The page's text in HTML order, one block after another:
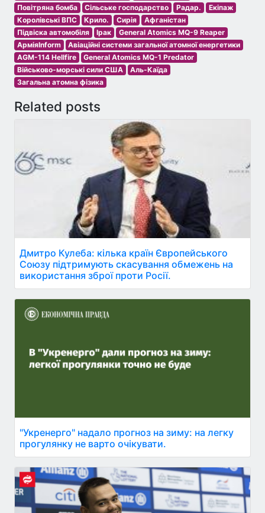
Повітряна бомба
Сільське господарство Радар.
Екіпаж
Королівські ВПС
Крило. Сирія
Афганістан
Підвіска автомобіля
Ірак
General Atomics MQ-9 Reaper
АрміяInform
Авіаційні системи загальної атомної енергетики
AGM-114 Hellfire
General Atomics MQ-1 Predator
Військово-морські сили США
Аль-Каїда
Загальна атомна фізика
Related posts
Дмитро Кулеба: кілька країн Європейського
Союзу підтримують скасування обмежень на
використання зброї проти Росії.
"Укренерго" надало прогноз на зиму: на легку
прогулянку не варто очікувати.